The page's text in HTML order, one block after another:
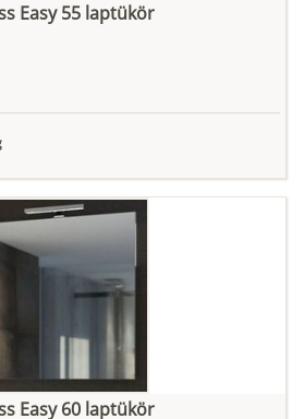
Easy 55 laptükör
Easy 60 laptükör